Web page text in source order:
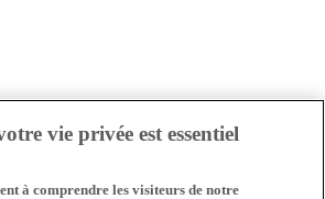
vie privée est essentiel
à comprendre les visiteurs de notre